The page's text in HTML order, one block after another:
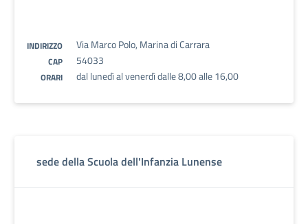
INDIRIZZO Via Marco Polo, Marina di Carrara
CAP 54033
ORARI dal lunedì al venerdì dalle 8,00 alle 16,00
sede della Scuola dell'Infanzia Lunense